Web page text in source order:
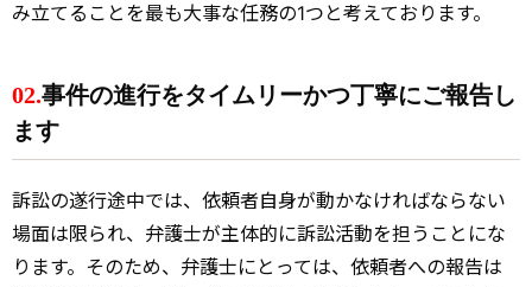
み立てることを最も大事な任務の1つと考えております。
02.事件の進行をタイムリーかつ丁寧にご報告し
ます
訴訟の遂行途中では、依頼者自身が動かなければならない
場面は限られ、弁護士が主体的に訴訟活動を担うことにな
ります。そのため、弁護士にとっては、依頼者への報告は